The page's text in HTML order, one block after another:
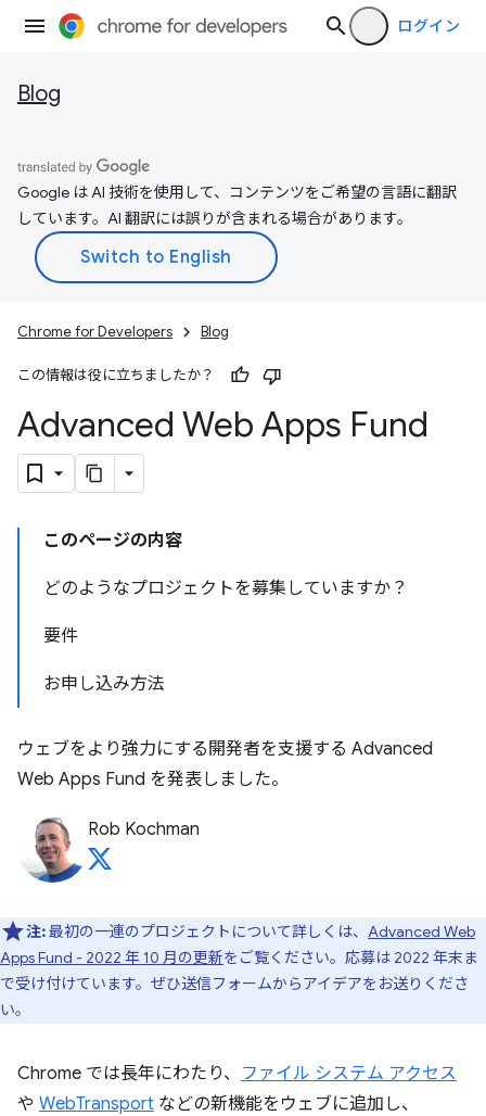
ログイン
Blog
Google は AI 技術を使用して、コンテンツをご希望の言語に翻訳
しています。AI 翻訳には誤りが含まれる場合があります。
Chrome for Developers Blog
この情報は役に立ちましたか？
Advanced Web Apps Fund
このページの内容
どのようなプロジェクトを募集していますか？
要件
お申し込み方法
ウェブをより強力にする開発者を支援する Advanced
Web Apps Fund を発表しました。
Rob Kochman
注:最初の一連のプロジェクトについて詳しくは、 Advanced Web
Apps Fund - 2022 年 10 月の更新をご覧ください。応募は 2022 年末ま
で受け付けています。ぜひ送信フォームからアイデアをお送りくださ
い。
Chrome では長年にわたり、 ファイル システム アクセス
や WebTransport などの新機能をウェブに追加し、